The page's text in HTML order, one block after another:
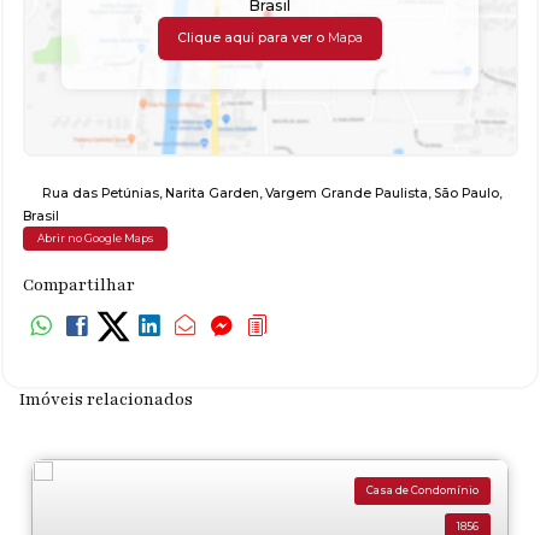
Brasil
Clique aqui para ver o Mapa
Rua das Petúnias, Narita Garden Vargem Grande Paulista São Paulo,
Brasil
Abrir no Google Maps
Compartilhar
Imóveis relacionados
Casa de Condomínio
1856